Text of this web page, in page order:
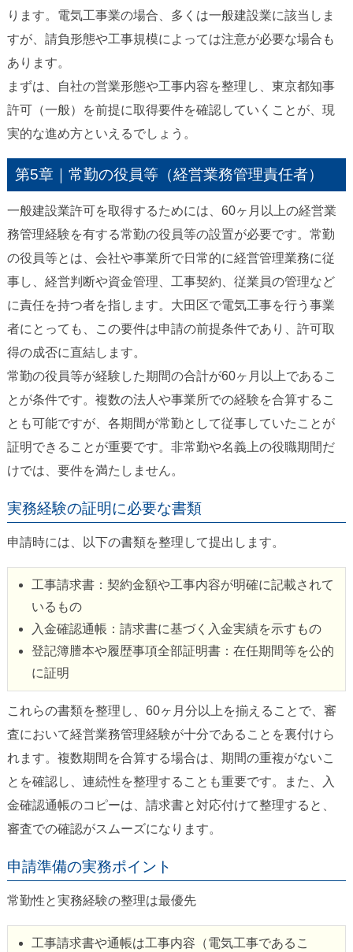
ります。電気工事業の場合、多くは一般建設業に該当しま
すが、請負形態や工事規模によっては注意が必要な場合も
あります。
まずは、自社の営業形態や工事内容を整理し、東京都知事
許可（一般）を前提に取得要件を確認していくことが、現
実的な進め方といえるでしょう。
第5章｜常勤の役員等（経営業務管理責任者）
一般建設業許可を取得するためには、60ヶ月以上の経営業
務管理経験を有する常勤の役員等の設置が必要です。常勤
の役員等とは、会社や事業所で日常的に経営管理業務に従
事し、経営判断や資金管理、工事契約、従業員の管理など
に責任を持つ者を指します。大田区で電気工事を行う事業
者にとっても、この要件は申請の前提条件であり、許可取
得の成否に直結します。
常勤の役員等が経験した期間の合計が60ヶ月以上であるこ
とが条件です。複数の法人や事業所での経験を合算するこ
とも可能ですが、各期間が常勤として従事していたことが
証明できることが重要です。非常勤や名義上の役職期間だ
けでは、要件を満たしません。
実務経験の証明に必要な書類
申請時には、以下の書類を整理して提出します。
工事請求書：契約金額や工事内容が明確に記載されて
いるもの
入金確認通帳：請求書に基づく入金実績を示すもの
登記簿謄本や履歴事項全部証明書：在任期間等を公的
に証明
これらの書類を整理し、60ヶ月分以上を揃えることで、審
査において経営業務管理経験が十分であることを裏付けら
れます。複数期間を合算する場合は、期間の重複がないこ
とを確認し、連続性を整理することも重要です。また、入
金確認通帳のコピーは、請求書と対応付けて整理すると、
審査での確認がスムーズになります。
申請準備の実務ポイント
常勤性と実務経験の整理は最優先
工事請求書や通帳は工事内容（電気工事であるこ